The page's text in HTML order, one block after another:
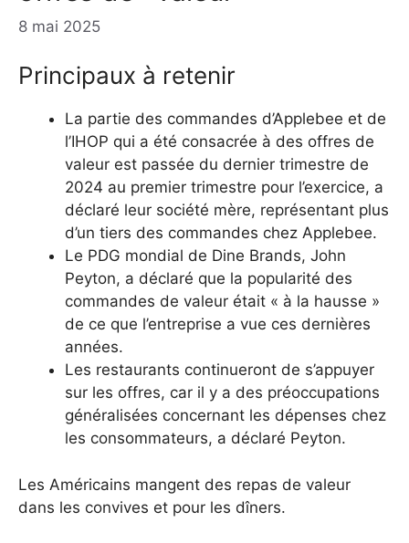
8 mai 2025
Principaux à retenir
La partie des commandes d’Applebee et de
l’IHOP qui a été consacrée à des offres de
valeur est passée du dernier trimestre de
2024 au premier trimestre pour l’exercice, a
déclaré leur société mère, représentant plus
d’un tiers des commandes chez Applebee.
Le PDG mondial de Dine Brands, John
Peyton, a déclaré que la popularité des
commandes de valeur était « à la hausse »
de ce que l’entreprise a vue ces dernières
années.
Les restaurants continueront de s’appuyer
sur les offres, car il y a des préoccupations
généralisées concernant les dépenses chez
les consommateurs, a déclaré Peyton.
Les Américains mangent des repas de valeur
dans les convives et pour les dîners.